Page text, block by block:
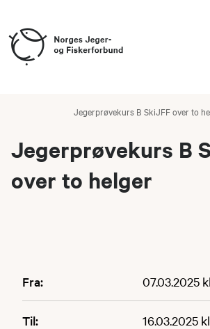
Jegerprøvekurs B SkiJFF over to
Jegerprøvekurs B
over to helger
Fra: 07.03.2025
Til: 16.03.2025